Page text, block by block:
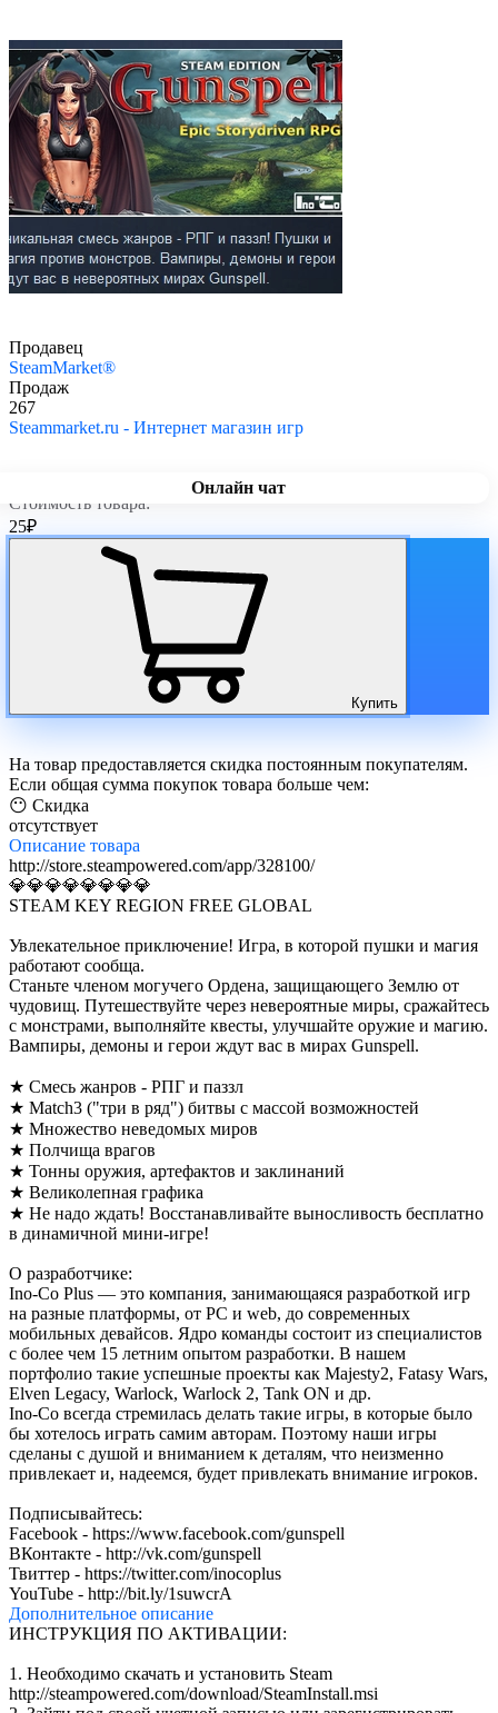
Онлайн чат
Продавец
SteamMarket®
Продаж
267
Steammarket.ru - Интернет магазин игр
Стоимость товара:
25₽
Купить
На товар предоставляется скидка постоянным покупателям.
Если общая сумма покупок товара больше чем:
😶 Скидка
отсутствует
Описание товара
http://store.steampowered.com/app/328100/
💎💎💎💎💎💎💎💎
STEAM KEY REGION FREE GLOBAL
Увлекательное приключение! Игра, в которой пушки и магия
работают сообща.
Станьте членом могучего Ордена, защищающего Землю от
чудовищ. Путешествуйте через невероятные миры, сражайтесь
с монстрами, выполняйте квесты, улучшайте оружие и магию.
Вампиры, демоны и герои ждут вас в мирах Gunspell.
★ Смесь жанров - РПГ и паззл
★ Match3 ("три в ряд") битвы с массой возможностей
★ Множество неведомых миров
★ Полчища врагов
★ Тонны оружия, артефактов и заклинаний
★ Великолепная графика
★ Не надо ждать! Восстанавливайте выносливость бесплатно
в динамичной мини-игре!
О разработчике:
Ino-Co Plus — это компания, занимающаяся разработкой игр
на разные платформы, от PC и web, до современных
мобильных девайсов. Ядро команды состоит из специалистов
с более чем 15 летним опытом разработки. В нашем
портфолио такие успешные проекты как Majesty2, Fatasy Wars,
Elven Legacy, Warlock, Warlock 2, Tank ON и др.
Ino-Cо всегда стремилась делать такие игры, в которые было
бы хотелось играть самим авторам. Поэтому наши игры
сделаны с душой и вниманием к деталям, что неизменно
привлекает и, надеемся, будет привлекать внимание игроков.
Подписывайтесь:
Facebook - https://www.facebook.com/gunspell
ВКонтакте - http://vk.com/gunspell
Твиттер - https://twitter.com/inocoplus
YouTube - http://bit.ly/1suwcrA
Дополнительное описание
ИНСТРУКЦИЯ ПО АКТИВАЦИИ:
1. Необходимо скачать и установить Steam
http://steampowered.com/download/SteamInstall.msi